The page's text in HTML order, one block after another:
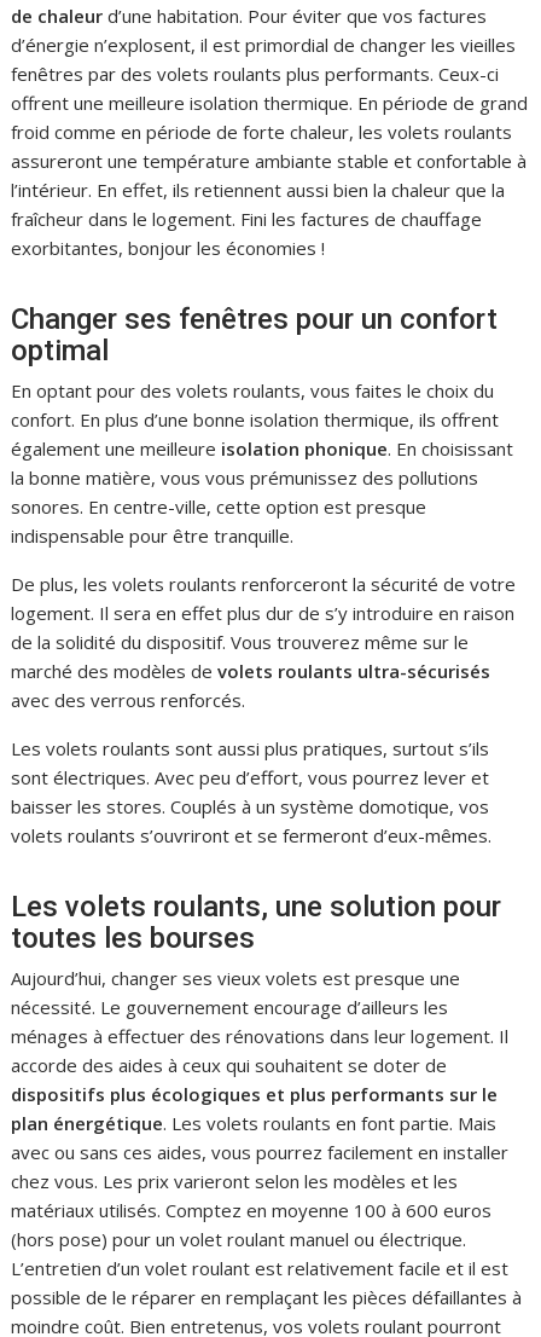
de chaleur d’une habitation. Pour éviter que vos factures
d’énergie n’explosent, il est primordial de changer les vieilles
fenêtres par des volets roulants plus performants. Ceux-ci
offrent une meilleure isolation thermique. En période de grand
froid comme en période de forte chaleur, les volets roulants
assureront une température ambiante stable et confortable à
l’intérieur. En effet, ils retiennent aussi bien la chaleur que la
fraîcheur dans le logement. Fini les factures de chauffage
exorbitantes, bonjour les économies !
Changer ses fenêtres pour un confort
optimal
En optant pour des volets roulants, vous faites le choix du
confort. En plus d’une bonne isolation thermique, ils offrent
également une meilleure isolation phonique. En choisissant
la bonne matière, vous vous prémunissez des pollutions
sonores. En centre-ville, cette option est presque
indispensable pour être tranquille.
De plus, les volets roulants renforceront la sécurité de votre
logement. Il sera en effet plus dur de s’y introduire en raison
de la solidité du dispositif. Vous trouverez même sur le
marché des modèles devolets roulants ultra-sécurisés
avec des verrous renforcés.
Les volets roulants sont aussi plus pratiques, surtout s’ils
sont électriques. Avec peu d’effort, vous pourrez lever et
baisser les stores. Couplés à un système domotique, vos
volets roulants s’ouvriront et se fermeront d’eux-mêmes.
Les volets roulants, une solution pour
toutes les bourses
Aujourd’hui, changer ses vieux volets est presque une
nécessité. Le gouvernement encourage d’ailleurs les
ménages à effectuer des rénovations dans leur logement. Il
accorde des aides à ceux qui souhaitent se doter de
dispositifs plus écologiques et plus performants sur le
plan énergétique. Les volets roulants en font partie. Mais
avec ou sans ces aides, vous pourrez facilement en installer
chez vous. Les prix varieront selon les modèles et les
matériaux utilisés. Comptez en moyenne 100 à 600 euros
(hors pose) pour un volet roulant manuel ou électrique.
L’entretien d’un volet roulant est relativement facile et il est
possible de le réparer en remplaçant les pièces défaillantes à
moindre coût. Bien entretenus, vos volets roulant pourront